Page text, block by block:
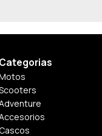
Categorias